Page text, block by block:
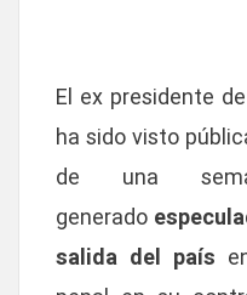
El ex presidente de
ha sido visto
de una
generado
salida del país